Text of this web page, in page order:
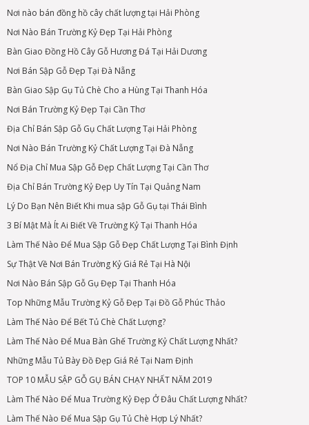
Nơi nào bán đồng hồ cây chất lượng tại Hải Phòng
Nơi Nào Bán Trường Kỷ Đẹp Tại Hải Phòng
Bàn Giao Đồng Hồ Cây Gỗ Hương Đá Tại Hải Dương
Nơi Bán Sập Gỗ Đẹp Tại Đà Nẵng
Bàn Giao Sập Gụ Tủ Chè Cho a Hùng Tại Thanh Hóa
Nơi Bán Trường Kỷ Đẹp Tại Cần Thơ
Địa Chỉ Bán Sập Gỗ Gụ Chất Lượng Tại Hải Phòng
Nơi Nào Bán Trường Kỷ Chất Lượng Tại Đà Nẵng
Nổ Địa Chỉ Mua Sập Gỗ Đẹp Chất Lượng Tại Cần Thơ
Địa Chỉ Bán Trường Kỷ Đẹp Uy Tín Tại Quảng Nam
Lý Do Bạn Nên Biết Khi mua sập Gỗ Gụ tại Thái Bình
3 Bí Mật Mà Ít Ai Biết Về Trường Kỷ Tại Thanh Hóa
Làm Thế Nào Để Mua Sập Gỗ Đẹp Chất Lượng Tại Bình Định
Sự Thật Về Nơi Bán Trường Kỷ Giá Rẻ Tại Hà Nội
Nơi Nào Bán Sập Gỗ Gụ Đẹp Tại Thanh Hóa
Top Những Mẫu Trường Kỷ Gỗ Đẹp Tại Đồ Gỗ Phúc Thảo
Làm Thế Nào Để Bết Tủ Chè Chất Lượng?
Làm Thế Nào Để Mua Bàn Ghế Trường Kỷ Chất Lượng Nhất?
Những Mẫu Tủ Bày Đồ Đẹp Giá Rẻ Tại Nam Định
TOP 10 MẪU SẬP GỖ GỤ BÁN CHẠY NHẤT NĂM 2019
Làm Thế Nào Để Mua Trường Kỷ Đẹp Ở Đâu Chất Lượng Nhất?
Làm Thế Nào Để Mua Sập Gụ Tủ Chè Hợp Lý Nhất?